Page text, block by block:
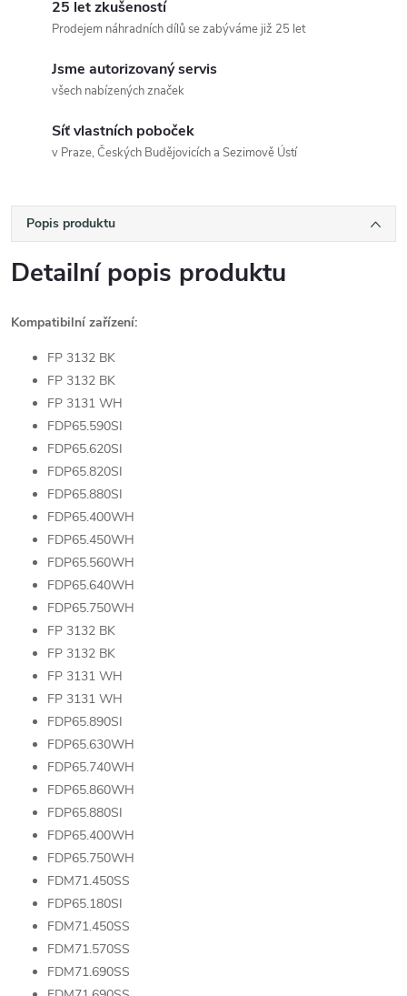
25 let zkušeností
Prodejem náhradních dílů se zabýváme již 25 let
Jsme autorizovaný servis
všech nabízených značek
Síť vlastních poboček
v Praze, Českých Budějovicích a Sezimově Ústí
Popis produktu
Detailní popis produktu
Kompatibilní zařízení:
FP 3132 BK
FP 3132 BK
FP 3131 WH
FDP65.590SI
FDP65.620SI
FDP65.820SI
FDP65.880SI
FDP65.400WH
FDP65.450WH
FDP65.560WH
FDP65.640WH
FDP65.750WH
FP 3132 BK
FP 3132 BK
FP 3131 WH
FP 3131 WH
FDP65.890SI
FDP65.630WH
FDP65.740WH
FDP65.860WH
FDP65.880SI
FDP65.400WH
FDP65.750WH
FDM71.450SS
FDP65.180SI
FDM71.450SS
FDM71.570SS
FDM71.690SS